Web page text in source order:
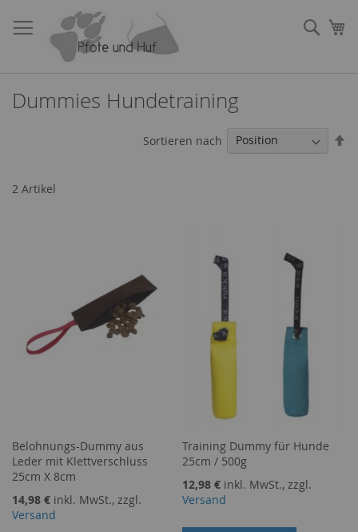
zum
Inhalt
Dummies Hundetraining
2 Artikel
Sortieren nach
Belohnungs-Dummy aus
Leder mit Klettverschluss
25cm X 8cm
14,98 € inkl. MwSt., zzgl.
Versand
Training Dummy für Hunde
25cm / 500g
12,98 € inkl. MwSt., zzgl.
Versand